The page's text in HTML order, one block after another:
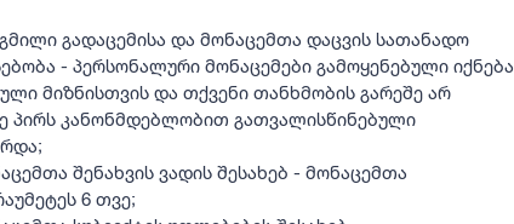
გადაცემისა და მონაცემთა დაცვის სათანადო
- პერსონალური მონაცემები გამოყენებული იქნება
მიზნისთვის და თქვენი თანხმობის გარეშე არ
პირს კანონმდებლობით გათვალისწინებული
შენახვის ვადის შესახებ - მონაცემთა
6 თვე;